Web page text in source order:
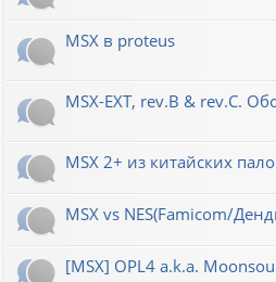
MSX в proteus
MSX-EXT, rev.B & rev.C.
MSX 2+ из китайских
MSX vs NES(Famicom/
[MSX] OPL4 a.k.a.